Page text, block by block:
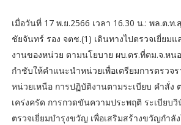
เมื่อวันที่ 17 พ.ย.2566 เวลา 16.30 น.: พล.ต.ท.
ชัยจันทร์ รอง จตช.(1) เดินทางไปตรวจเยี่ยม
งานของหน่วย ตามนโยบาย ผบ.ตร.ที่ตม.จ.หน
กำชับให้คำแนะนำหน่วยเพื่อเตรียมการตรวจ
หน่วยเหนือ การปฏิบัติงานตามระเบียบ คำสั่ง
เคร่งครัด การกวดขันความประพฤติ ระเบียบ
ตรวจเยี่ยมบำรุงขวัญ เพื่อเสริมสร้างขวัญกำลั